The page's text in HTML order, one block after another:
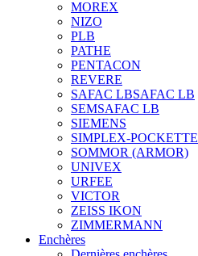
MOREX
NIZO
PLB
PATHE
PENTACON
REVERE
SAFAC LBSAFAC LB
SEMSAFAC LB
SIEMENS
SIMPLEX-POCKETTE
SOMMOR (ARMOR)
UNIVEX
URFEE
VICTOR
ZEISS IKON
ZIMMERMANN
Enchères